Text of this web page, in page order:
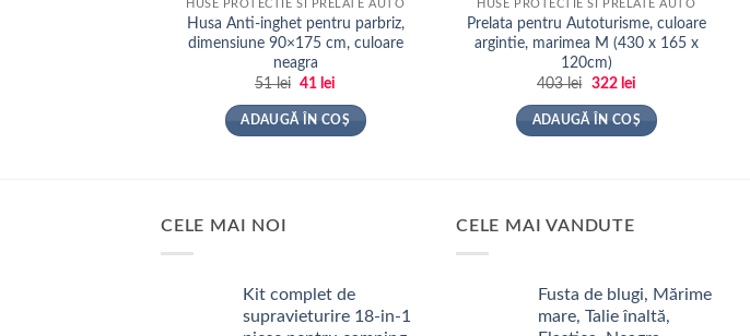
HUSE PROTECTIE SI PRELATE AUTO
Husa Anti-inghet pentru parbriz,
dimensiune 90×175 cm, culoare
neagra
51lei Prețul
a
fost:
41 lei
este:
41 lei.
ADAUGĂ ÎN COȘ
HUSE PROTECTIE SI PRELATE AUTO
Prelata pentru Autoturisme, culoare
argintie, marimea M (430 x 165 x
120cm)
403lei Prețul
a
fost:
322 leiPrețul
este:
322 lei.
ADAUGĂ ÎN COȘ
CELE MAI NOI
Kit complet de
supravieturire 18-in-1
CELE MAI VANDUTE
Fusta de blugi, Mărime
mare, Talie înaltă,